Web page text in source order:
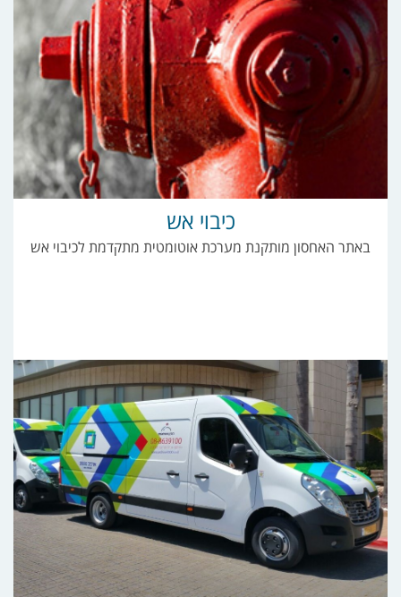
כיבוי אש
באתר האחסון מותקנת מערכת אוטומטית מתקדמת לכיבוי אש